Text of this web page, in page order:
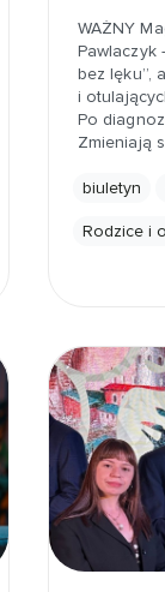
WAŻNY
Pawlaczyk
bez lęku”,
i
Po
Zmieniają
biuletyn